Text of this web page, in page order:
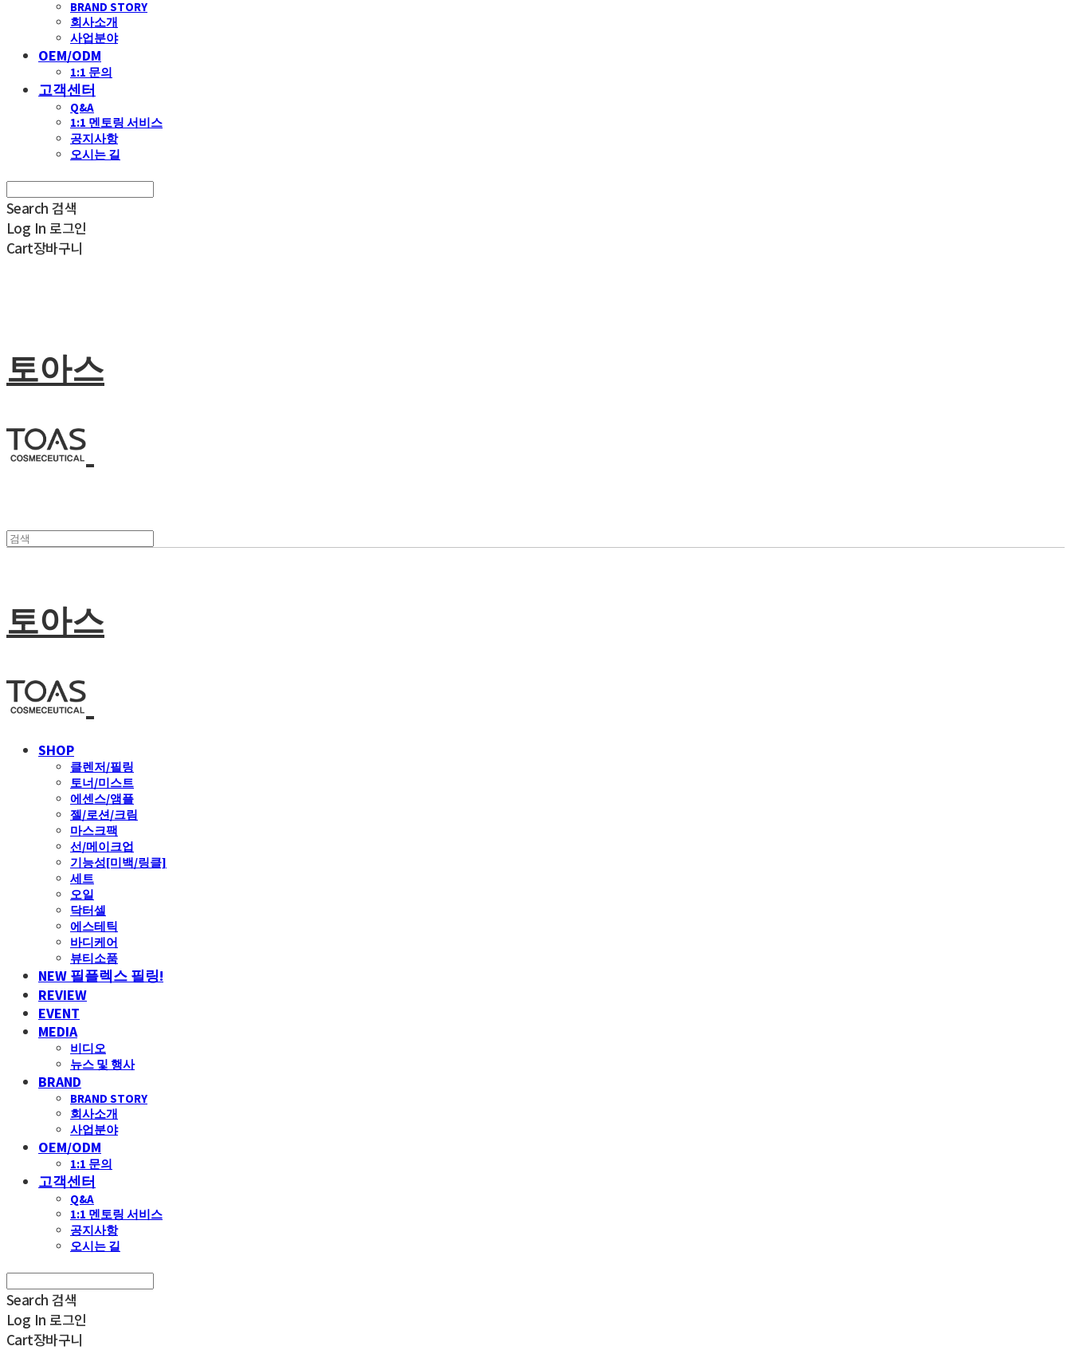
BRAND STORY
회사소개
사업분야
OEM/ODM
1:1 문의
고객센터
Q&A
1:1 멘토링 서비스
공지사항
오시는 길
Search 검색
Log In 로그인
Cart장바구니
토아스
토아스
SHOP
클렌저/필링
토너/미스트
에센스/앰플
젤/로션/크림
마스크팩
선/메이크업
기능성[미백/링클]
세트
오일
닥터셀
에스테틱
바디케어
뷰티소품
NEW 필플렉스 필링!
REVIEW
EVENT
MEDIA
비디오
뉴스 및 행사
BRAND
BRAND STORY
회사소개
사업분야
OEM/ODM
1:1 문의
고객센터
Q&A
1:1 멘토링 서비스
공지사항
오시는 길
Search 검색
Log In 로그인
Cart장바구니